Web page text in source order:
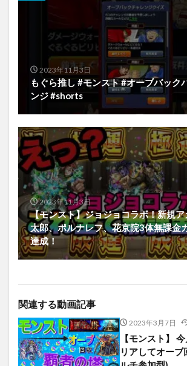
2023年11月3日
もぐら推し #モンスト #オーブバック
ンジ #shorts
2023年11月3日
【モンスト】ジョジョコラボ！新規
太郎、ポルナレフ、花京院3体無課金
達成！
関連する動画記事
2023年3月7日
【モンスト】
リアしてオー